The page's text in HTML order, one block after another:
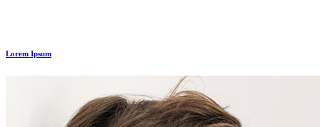
Lorem Ipsum